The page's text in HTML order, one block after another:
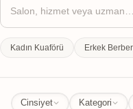
Kadın Kuaförü Erkek
Cinsiyet Kategori